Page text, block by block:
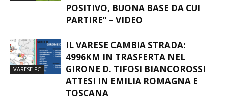
POSITIVO, BUONA BASE DA CUI
PARTIRE” – VIDEO
VARESE FC
IL VARESE CAMBIA STRADA:
4996KM IN TRASFERTA NEL
GIRONE D. TIFOSI BIANCOROSSI
ATTESI IN EMILIA ROMAGNA E
TOSCANA